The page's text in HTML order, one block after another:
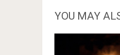
YOU MAY